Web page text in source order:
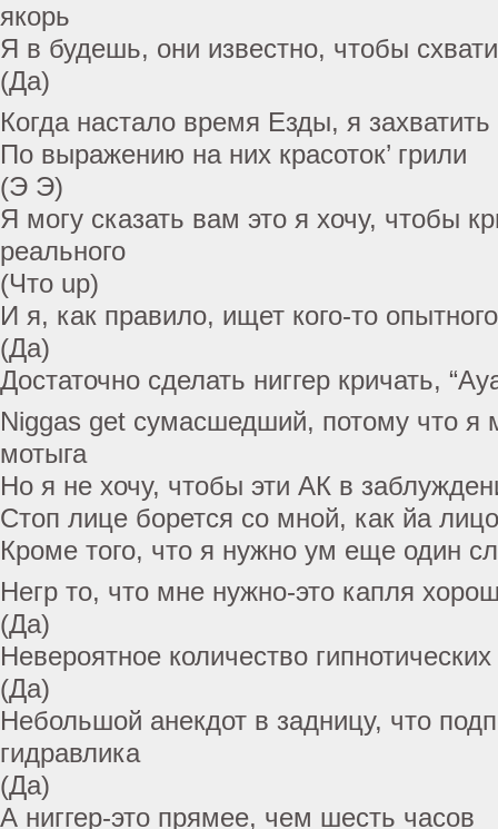
якорь
Я в будешь, они известно, чтобы
(Да)
Когда настало время Езды, я захватить
По выражению на них красоток’ грили
(Э Э)
Я могу сказать вам это я хочу, чтобы
реального
(Что up)
И я, как правило, ищет кого-то опытного
(Да)
Достаточно сделать ниггер кричать,
Niggas get сумасшедший, потому что я
мотыга
Но я не хочу, чтобы эти АК в
Стоп лице борется со мной, как йа
Кроме того, что я нужно ум еще один
Негр то, что мне нужно-это капля
(Да)
Невероятное количество гипнотических
(Да)
Небольшой анекдот в задницу, что
гидравлика
(Да)
А ниггер-это прямее, чем шесть часов